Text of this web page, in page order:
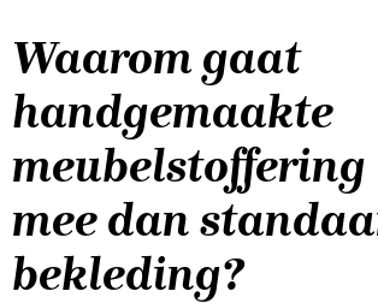
Waarom gaat
handgemaakte
mee dan
bekleding?